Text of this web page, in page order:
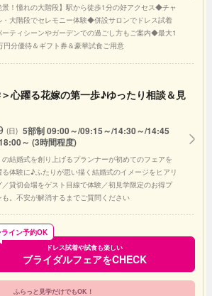
景！憧れの大階段】駅から徒歩1分の好アクセス◆チャ
・大階段でセレモニー体験◆併設サロンでドレス試着
ティシーンやガーデンでの過ごし方もご案内◆最大1
円分優待＆ギフト券＆豪華試食ご用意
心躍る花嫁の第一歩♪ゆったり相談＆見
(日) 5部制 09:00～/09:15～/14:30～/14:45
～ (3時間程度)
の結婚式を創り上げるプランナーが初めてのフェアを
る体験に♪ふたりが思い描く結婚式のイメージをヒアリ
／貸切会場をゲスト目線で体験／初見学限定のお得プ
も。不安が解消するまでご質問ください
ドレス試着や試食も楽しい
ブライダルフェアをCHECK
ライン予約OK
ふらっと見学だけでもOK！